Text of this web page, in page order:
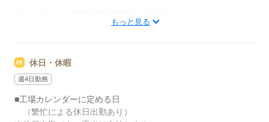
→土日休みを挟んで
勤務時間帯が切り替わります。
月曜から金曜まで6：00～14：40（残業の場合あり）
翌週の月曜から金曜まで16：00～24：40（残業の場合あり）
もっと見る
休日・休暇
週4日勤務
■工場カレンダーに定める日
（繁忙による休日出勤あり）